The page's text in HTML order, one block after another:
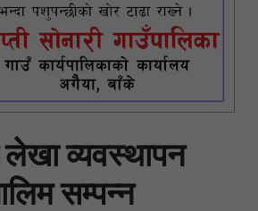
लेखा व्यवस्थापन
सम्पन्न